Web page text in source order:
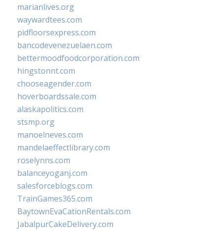
marianlives.org
waywardtees.com
pidfloorsexpress.com
bancodevenezuelaen.com
bettermoodfoodcorporation.com
hingstonnt.com
chooseagender.com
hoverboardssale.com
alaskapolitics.com
stsmp.org
manoelneves.com
mandelaeffectlibrary.com
roselynns.com
balanceyoganj.com
salesforceblogs.com
TrainGames365.com
BaytownEvaCationRentals.com
JabalpurCakeDelivery.com